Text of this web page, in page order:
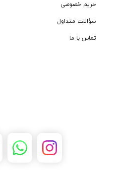
حریم خصوصی
سؤالات متداول
تماس با ما